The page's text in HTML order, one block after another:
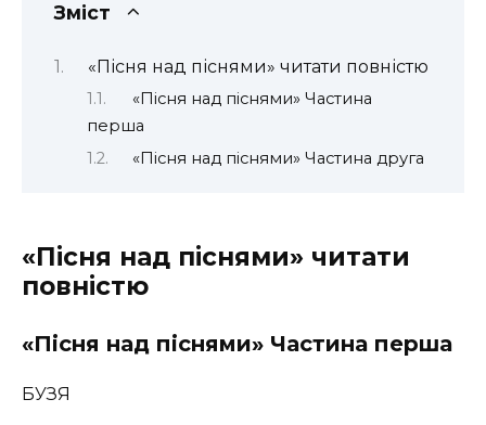
Зміст
«Пісня над піснями» читати повністю
«Пісня над піснями» Частина
перша
«Пісня над піснями» Частина друга
«Пісня над піснями» читати
повністю
«Пісня над піснями» Частина перша
БУЗЯ